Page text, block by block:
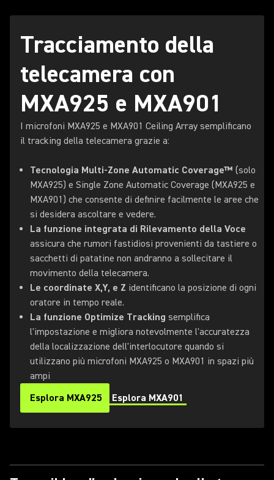
Tracciamento della
telecamera con
MXA925 e MXA901
I microfoni MXA925 e MXA901 Ceiling Array semplificano
il tracking della telecamera grazie a:
Tecnologia Multi-Zone Automatic Coverage™ (solo
MXA925) e Single Zone Automatic Coverage (MXA925 e
MXA901) che consente di definire facilmente le aree che
si desidera ascoltare e vedere.
La funzione integrata di Rilevamento della Voce
assicura che rumori fastidiosi provenienti da tastiere o
sacchetti di patatine non andranno a sollecitare il
movimento della telecamera.
Le coordinate X,Y, e Z identificano la posizione di ogni
oratore in tempo reale.
La funzione Optimize Tracking semplifica
l'impostazione e migliora notevolmente l'accuratezza
della localizzazione dell'interlocutore quando si
utilizzano più microfoni MXA925 o MXA901 in spazi più
ampi
Esplora MXA925
Esplora MXA901